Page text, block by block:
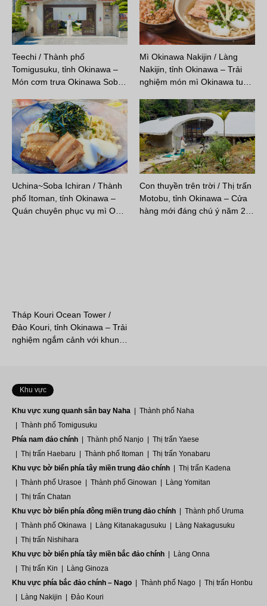
Teechi / Thành phố
Tomigusuku, tỉnh Okinawa –
Món cơm trưa Okinawa Sob…
Mì Okinawa Nakijin / Làng
Nakijin, tỉnh Okinawa – Trải
nghiệm món mì Okinawa tu…
Uchina~Soba Ichiran / Thành
phố Itoman, tỉnh Okinawa –
Quán chuyên phục vụ mì O…
Con thuyền trên trời / Thị trấn
Motobu, tỉnh Okinawa – Cửa
hàng mới đáng chú ý năm 2…
Tháp Kouri Ocean Tower /
Đảo Kouri, tỉnh Okinawa – Trải
nghiệm ngắm cảnh với khun…
Khu vực
Khu vực xung quanh sân bay Naha
Thành phố Naha
Thành phố Tomigusuku
Phía nam đảo chính
Thành phố Nanjo
Thị trấn Yaese
Thị trấn Haebaru
Thành phố Itoman
Thị trấn Yonabaru
Khu vực bờ biển phía tây miền trung đảo chính
Thị trấn Kadena
Thành phố Urasoe
Thành phố Ginowan
Làng Yomitan
Thị trấn Chatan
Khu vực bờ biển phía đông miền trung đảo chính
Thành phố Uruma
Thành phố Okinawa
Làng Kitanakagusuku
Làng Nakagusuku
Thị trấn Nishihara
Khu vực bờ biển phía tây miền bắc đảo chính
Làng Onna
Thị trấn Kin
Làng Ginoza
Khu vực phía bắc đảo chính – Nago
Thành phố Nago
Thị trấn Honbu
Làng Nakijin
Đảo Kouri